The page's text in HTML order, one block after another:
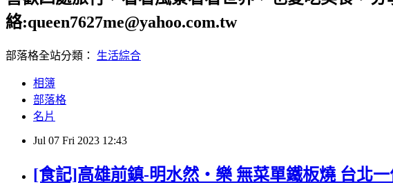
絡:queen7627me@yahoo.com.tw
部落格全站分類： 生活綜合
相簿
部落格
名片
Jul 07 Fri 2023 12:43
[食記]高雄前鎮-明水然・樂 無菜單鐵板燒 台北